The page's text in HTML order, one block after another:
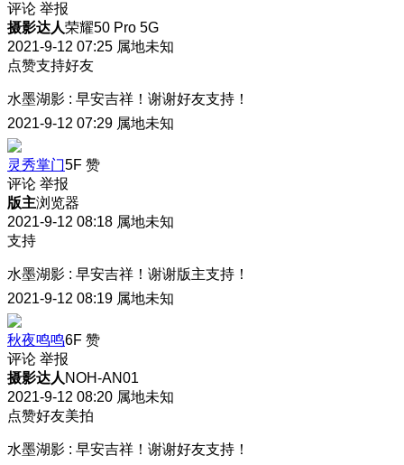
评论 举报
摄影达人荣耀50 Pro 5G
2021-9-12 07:25 属地未知
点赞支持好友
水墨湖影 : 早安吉祥！谢谢好友支持！
2021-9-12 07:29 属地未知
灵秀掌门5F 赞
评论 举报
版主浏览器
2021-9-12 08:18 属地未知
支持
水墨湖影 : 早安吉祥！谢谢版主支持！
2021-9-12 08:19 属地未知
秋夜鸣鸣6F 赞
评论 举报
摄影达人 NOH-AN01
2021-9-12 08:20 属地未知
点赞好友美拍
水墨湖影 : 早安吉祥！谢谢好友支持！